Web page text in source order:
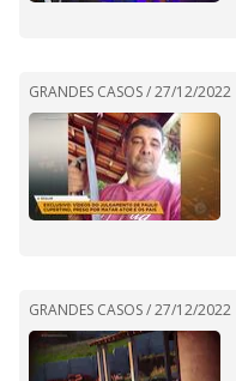
GRANDES CASOS /27/12/2022
GRANDES CASOS /27/12/2022